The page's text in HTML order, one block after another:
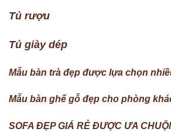
Tủ rượu
Tủ giày dép
Mẫu bàn trà đẹp được lựa chọn
Mẫu bàn ghế gỗ đẹp cho phòng
SOFA ĐẸP GIÁ RẺ ĐƯỢC ƯA